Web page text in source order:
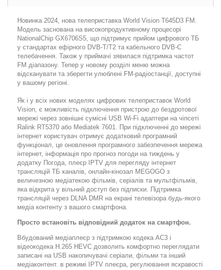
Новинка 2024, нова телеприставка World Vision T645D3 FM.
Модель заснована на високопродуктивному процесорі
NationalChip GX6706S5, що підтримує прийом цифрового ТБ
у стандартах ефірного DVB-T/T2 та кабельного DVB-C
телебачення. Також у приймачі зявилася підтримка частот
FM діапазону. Тепер у новому розділі меню можна
відсканувати та зберегти улюблені FM-радіостанції, доступні
у вашому регіоні.
Як і у всіх нових моделях цифрових телеприставок World
Vision, є можливість підключення пристрою до бездротової
мережі через зовнішні сумісні USB Wi-Fi адаптери на чіпсеті
Ralink RT5370 або Mediatek 7601. При підключенні до мережі
інтернет користувач отримує додатковий програмний
функціонал, це оновлення програмного забезпечення мережа
інтернет, інформація про прогноз погоди на тиждень у
додатку Погода, плеєр IPTV для перегляду інтернет
трансляцій ТБ каналів, онлайн-кінозал MEGOGO з
величезною медіатекою фільмів, серіалів та мультфільмів,
яка відкрита у вільний доступ без підписки. Підтримка
трансляцій через DLNA DMR на екрані телевізора будь-якого
медіа контенту з вашого смартфона.
Просто встановіть відповідний додаток на смартфон.
Вбудований медіаплеєр з підтримкою кодека AC3 і
відеокодека H.265 HEVC дозволить комфортно переглядати
записані на USB накопичувачі серіали, фільми та інший
медіаконтент. в режимі IPTV плеєра, регулювання яскравості